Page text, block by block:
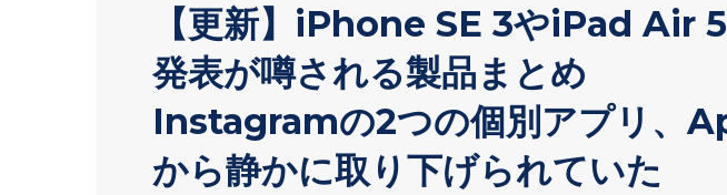
【更新】iPhone SE 3やiPad Air 5
発表が噂される製品まとめ
Instagramの2つの個別アプリ、
から静かに取り下げられていた